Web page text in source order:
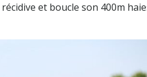
et boucle son 400m